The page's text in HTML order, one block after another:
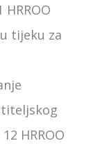
tijeku za
HRROO